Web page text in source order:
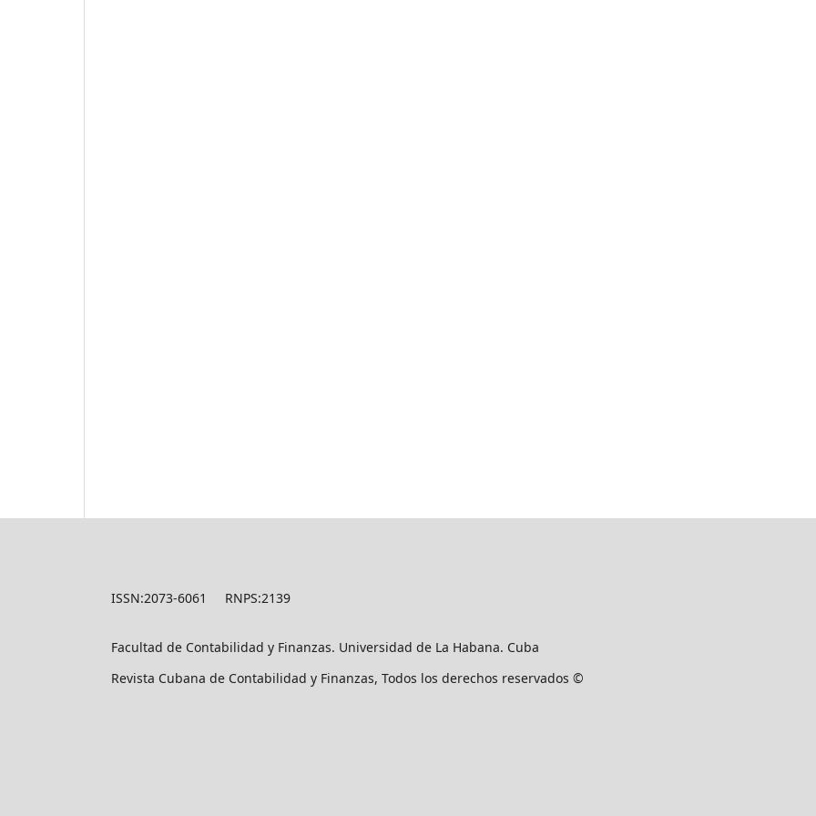
ISSN:2073-6061 RNPS:2139
Facultad de Contabilidad y Finanzas. Universidad de La Habana. Cuba
Revista Cubana de Contabilidad y Finanzas, Todos los derechos reservados ©